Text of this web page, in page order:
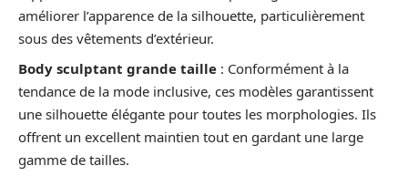
améliorer l’apparence de la silhouette, particulièrement
sous des vêtements d’extérieur.
Body sculptant grande taille : Conformément à la
tendance de la mode inclusive, ces modèles garantissent
une silhouette élégante pour toutes les morphologies. Ils
offrent un excellent maintien tout en gardant une large
gamme de tailles.